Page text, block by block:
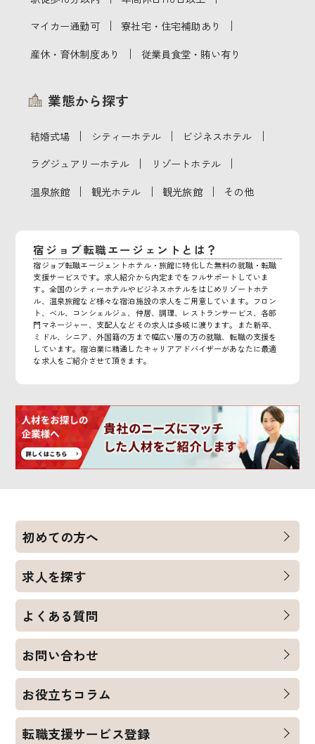
マイカー通勤可 ｜ 寮社宅・住宅補助あり ｜
産休・育休制度あり ｜ 従業員食堂・賄い有り
業態から探す
結婚式場 ｜ シティーホテル ｜ ビジネスホテル ｜
ラグジュアリーホテル ｜ リゾートホテル ｜
温泉旅館 ｜ 観光ホテル ｜ 観光旅館 ｜ その他
宿ジョブ転職エージェントとは？
宿ジョブ転職エージェントホテル・旅館に特化した無料の就職・転職
支援サービスです。求人紹介から内定までをフルサポートしていま
す。全国のシティーホテルやビジネスホテルをはじめリゾートホテ
ル、温泉旅館など様々な宿泊施設の求人をご用意しています。フロン
ト、ベル、コンシェルジュ、仲居、調理、レストランサービス、各部
門マネージャー、支配人などその求人は多岐に渡ります。また新卒、
ミドル、シニア、外国籍の方まで幅広い層の方の就職、転職の支援を
しています。宿泊業に精通したキャリアアドバイザーがあなたに最適
な求人をご紹介させて頂きます。
初めての方へ
求人を探す
よくある質問
お問い合わせ
お役立ちコラム
転職支援サービス登録